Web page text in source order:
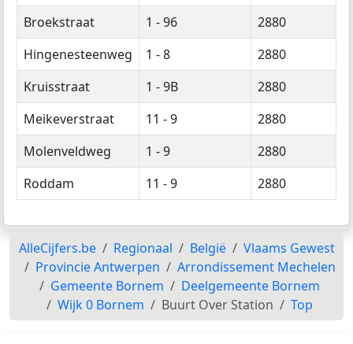
Broekstraat
1 - 96
2880
Hingenesteenweg
1 - 8
2880
Kruisstraat
1 - 9B
2880
Meikeverstraat
11 - 9
2880
Molenveldweg
1 - 9
2880
Roddam
11 - 9 2880
AlleCijfers.be Regionaal België
Vlaams Gewest
Provincie Antwerpen
Arrondissement Mechelen
Gemeente Bornem
Deelgemeente Bornem
Wijk 0 Bornem
Buurt Over Station Top